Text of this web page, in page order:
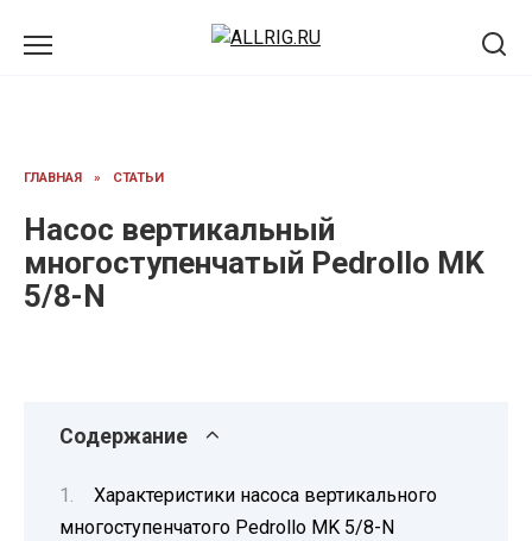
ГЛАВНАЯ » СТАТЬИ
Насос вертикальный
многоступенчатый Pedrollo MK
5/8-N
Содержание
Характеристики насоса вертикального
многоступенчатого Pedrollo MK 5/8-N